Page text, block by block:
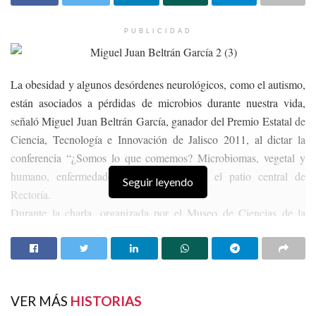
PUBLICIDAD
La obesidad y algunos desórdenes neurológicos, como el autismo,
están asociados a pérdidas de microbios durante nuestra vida,
señaló Miguel Juan Beltrán García, ganador del Premio Estatal de
Ciencia, Tecnología e Innovación de Jalisco 2011, al dictar la
conferencia “¿Somos lo que comemos? Microbiomas, vegetal y
humano, enfermedades y agricultura” en el patio central de
Rectoría.
Durante la charla, organizada por el Museo de Ciencias de la
la Universidad Autónoma de Guadalajara, habló del reciente
vegetal. Asimismo, se refirió a la importancia de conocer estos
Seguir leyendo
VER MÁS HISTORIAS